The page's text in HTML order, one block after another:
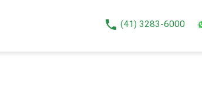
phone (41) 3283-6000